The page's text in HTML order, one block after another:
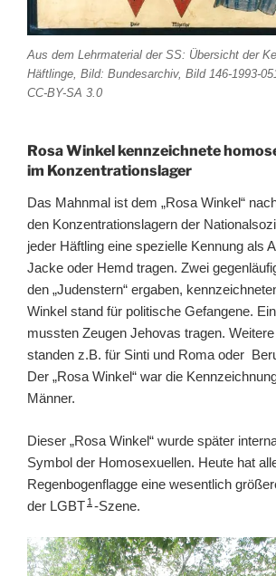
Aus dem Lehrmaterial der SS: Übersicht der
Häftlinge, Bild: Bundesarchiv, Bild 146-1993-
CC-BY-SA 3.0
Rosa Winkel kennzeichnete
im Konzentrationslager
Das Mahnmal ist dem „Rosa Winkel“
den Konzentrationslagern der
jeder Häftling eine spezielle Kennung als
Jacke oder Hemd tragen. Zwei
den „Judenstern“ ergaben,
Winkel stand für politische Gefangene.
mussten Zeugen Jehovas tragen.
standen z.B. für Sinti und Roma oder
Der „Rosa Winkel“ war die
Männer.
Dieser „Rosa Winkel“ wurde später
Symbol der Homosexuellen. Heute hat
Regenbogenflagge eine wesentlich
der LGBT 1 -Szene.